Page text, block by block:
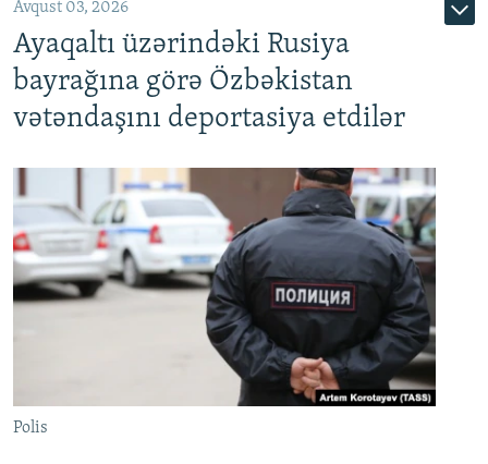
Avqust 03, 2026
Ayaqaltı üzərindəki Rusiya
bayrağına görə Özbəkistan
vətəndaşını deportasiya etdilər
Polis